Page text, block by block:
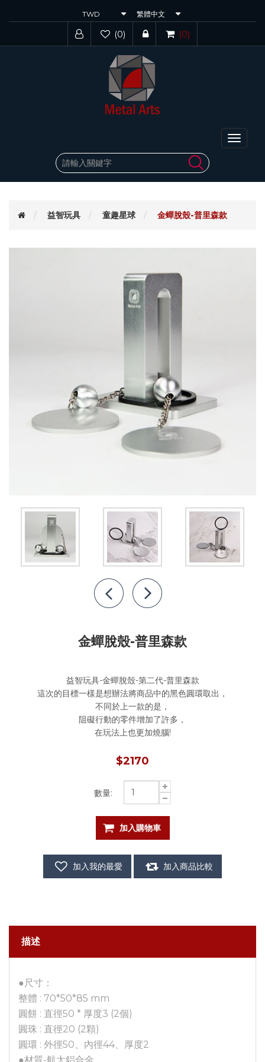
(0) (0)
Toggle
益智玩具 童趣星球 金蟬脫殼-普里森款
金蟬脫殼-普里森款
益智玩具-金蟬脫殼-第二代-普里森款
這次的目標一樣是想辦法將商品中的黑色圓環取出，
不同於上一款的是，
阻礙行動的零件增加了許多，
$2170
數量:
描述
●尺寸：
整體 : 70*50*85 mm
圓餅 : 直徑50 * 厚度3 (2個)
圓珠 : 直徑20 (2顆)
圓環 : 外徑50、內徑44、厚度2